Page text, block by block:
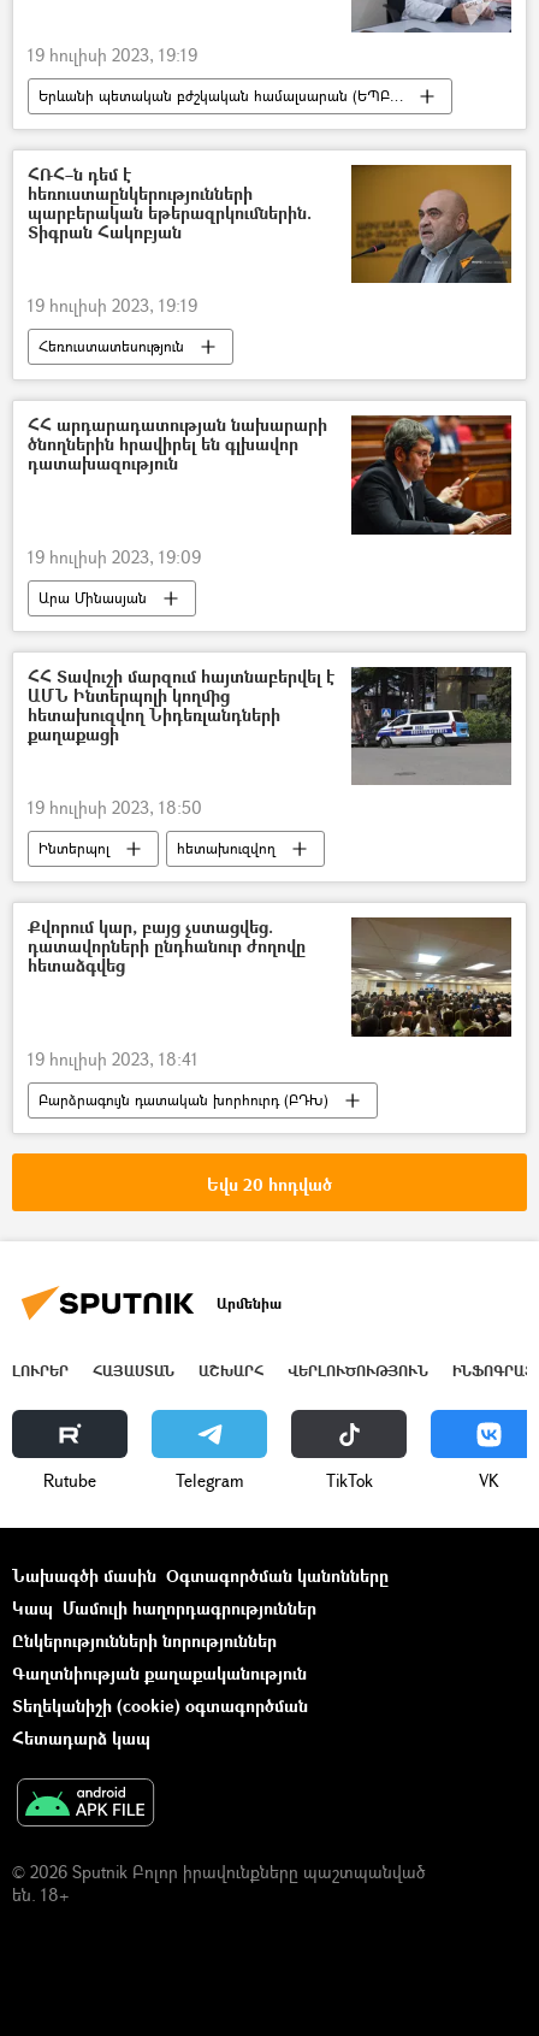
19 հուլիսի 2023, 19:19
Երևանի պետական բժշկական համալսարան (ԵՊԲՀ)
ՀՌՀ–ն դեմ է
հեռուստաընկերությունների
պարբերական եթերազրկումներին.
Տիգրան Հակոբյան
19 հուլիսի 2023, 19:19
Հեռուստատեսություն
Հեռուստատեսության և ռադիոյի հանձնաժողով (ՀՌԱՀ)
եթեր
Տիգրան Հակոբյան (Հեռուստատեսության ու ռադիոյի հանձնաժողովի նախագահ )
ՀՀ արդարադատության նախարարի
ծնողներին հրավիրել են գլխավոր
դատախազություն
19 հուլիսի 2023, 19:09
Արա Մինասյան
ՀՀ գլխավոր դատախազություն
հետախուզվող
Քրեական գործ
Սերժ Սարգսյան
Գրիգոր Մինասյան
ՀՀ Տավուշի մարզում հայտնաբերվել է
ԱՄՆ Ինտերպոլի կողմից
հետախուզվող Նիդեռլանդների
քաղաքացի
19 հուլիսի 2023, 18:50
Ինտերպոլ
հետախուզվող
հետախուզում
Տավուշ
Նիդեռլանդներ
ԱՄՆ
ՀՀ Ոստիկանություն
Քվորում կար, բայց չստացվեց.
դատավորների ընդհանուր ժողովը
հետաձգվեց
19 հուլիսի 2023, 18:41
Բարձրագույն դատական խորհուրդ (ԲԴԽ)
Դատավոր
Եվս 20 հոդված
Արմենիա
ԼՈՒՐԵՐ ՀԱՅԱՍՏԱՆ ԱՇԽԱՐՀ ՎԵՐԼՈՒԾՈՒԹՅՈՒՆ
Rutube Telegram ТikТоk VK
Նախագծի մասին Օգտագործման կանոնները
Կապ Մամուլի հաղորդագրություններ
Ընկերությունների նորություններ
Գաղտնիության քաղաքականություն
Տեղեկանիշի (cookie) օգտագործման
Հետադարձ կապ
© 2026 Sputnik Բոլոր իրավունքները պաշտպանված
են. 18+